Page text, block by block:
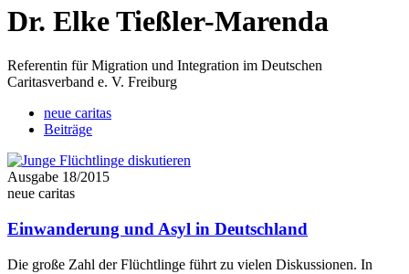
Dr. Elke Tießler-Marenda
Referentin für Migration und Integration im Deutschen
Caritasverband e. V. Freiburg
neue caritas
Beiträge
Ausgabe 18/2015
neue caritas
Einwanderung und Asyl in Deutschland
Die große Zahl der Flüchtlinge führt zu vielen Diskussionen. In